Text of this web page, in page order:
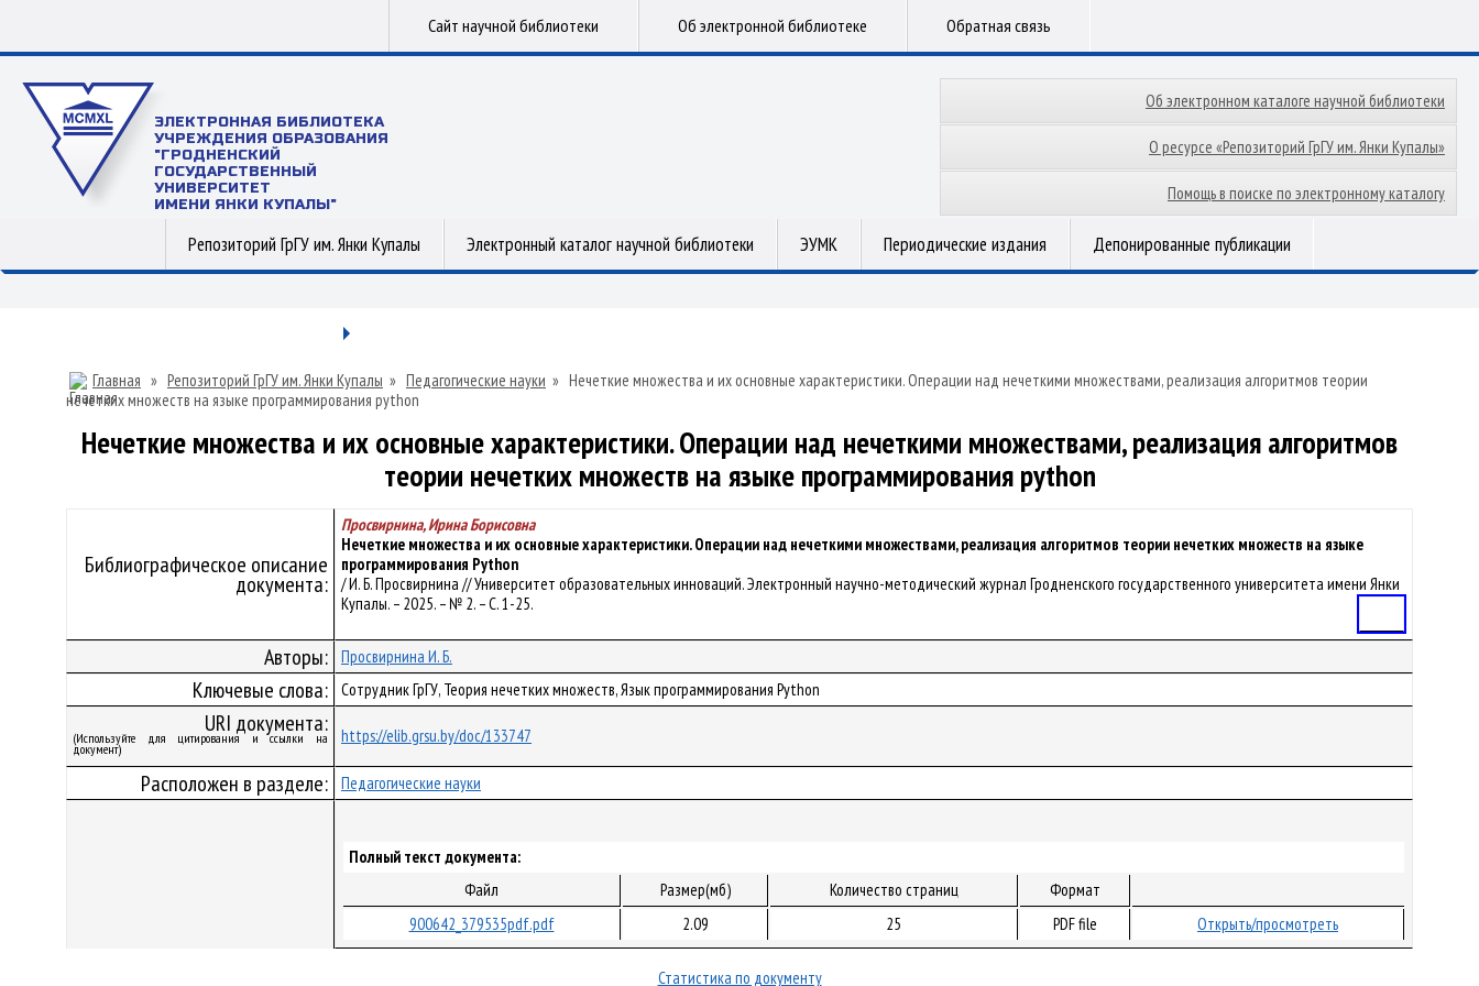
Сайт научной библиотеки Об электронной библиотеке Обратная связь
ЭЛЕКТРОННАЯ БИБЛИОТЕКА
УЧРЕЖДЕНИЯ ОБРАЗОВАНИЯ
"ГРОДНЕНСКИЙ
ГОСУДАРСТВЕННЫЙ
УНИВЕРСИТЕТ
ИМЕНИ ЯНКИ КУПАЛЫ"
Об электронном каталоге научной библиотеки
О ресурсе «Репозиторий ГрГУ им. Янки Купалы»
Помощь в поиске по электронному каталогу
Репозиторий ГрГУ им. Янки Купалы Электронный каталог научной библиотеки ЭУМК Периодические издания Депонированные публикации
Главная » Репозиторий ГрГУ им. Янки Купалы » Педагогические науки » Нечеткие множества и их основные характеристики. Операции над нечеткими множествами, реализация алгоритмов теории
нечетких множеств на языке программирования python
Нечеткие множества и их основные характеристики. Операции над нечеткими множествами, реализация алгоритмов
теории нечетких множеств на языке программирования python
Библиографическое описание
документа:
Просвирнина, Ирина Борисовна
Нечеткие множества и их основные характеристики. Операции над нечеткими множествами, реализация алгоритмов теории нечетких множеств на языке
программирования Python
/ И. Б. Просвирнина // Университет образовательных инноваций. Электронный научно-методический журнал Гродненского государственного университета имени Янки
Купалы. – 2025. – № 2. – С. 1-25.
Авторы: Просвирнина И. Б.
Ключевые слова: Сотрудник ГрГУ, Теория нечетких множеств, Язык программирования Python
URI документа:
(Используйте для цитирования и ссылки на
документ)
https://elib.grsu.by/doc/133747
Расположен в разделе: Педагогические науки
Полный текст документа:
Файл
Размер(мб) Количество страниц
Формат
900642_379535pdf.pdf
2.09 25 PDF file Открыть/просмотреть
Статистика по документу